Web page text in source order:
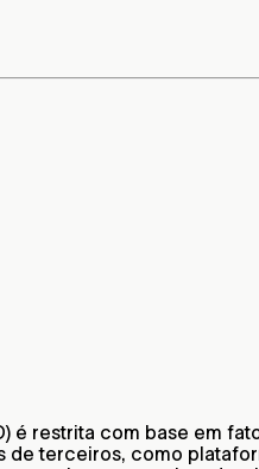
é restrita com base em
terceiros, como